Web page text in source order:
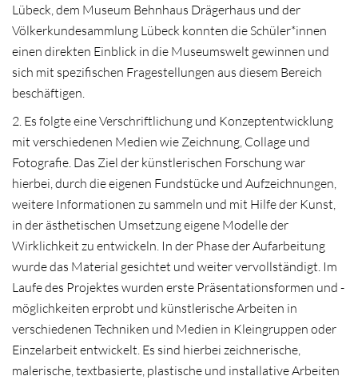
Lübeck, dem Museum Behnhaus Drägerhaus und der
Völkerkundesammlung Lübeck konnten die Schüler*innen
einen direkten Einblick in die Museumswelt gewinnen und
sich mit spezifischen Fragestellungen aus diesem Bereich
beschäftigen.
2. Es folgte eine Verschriftlichung und Konzeptentwicklung
mit verschiedenen Medien wie Zeichnung, Collage und
Fotografie. Das Ziel der künstlerischen Forschung war
hierbei, durch die eigenen Fundstücke und Aufzeichnungen,
weitere Informationen zu sammeln und mit Hilfe der Kunst,
in der ästhetischen Umsetzung eigene Modelle der
Wirklichkeit zu entwickeln. In der Phase der Aufarbeitung
wurde das Material gesichtet und weiter vervollständigt. Im
Laufe des Projektes wurden erste Präsentationsformen und -
möglichkeiten erprobt und künstlerische Arbeiten in
verschiedenen Techniken und Medien in Kleingruppen oder
Einzelarbeit entwickelt. Es sind hierbei zeichnerische,
malerische, textbasierte, plastische und installative Arbeiten